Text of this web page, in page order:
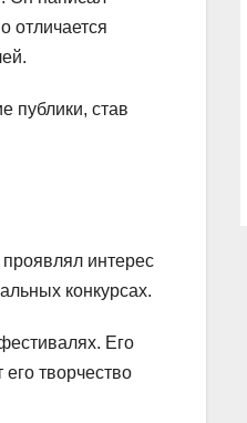
отличается
публики, став
интерес
конкурсах.
Его
творчество